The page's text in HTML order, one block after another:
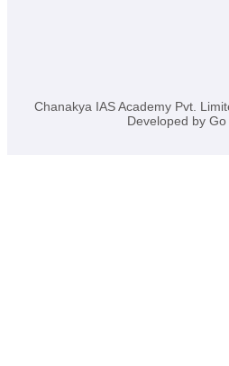
Chanakya IAS Academy Pvt.
Developed by Go